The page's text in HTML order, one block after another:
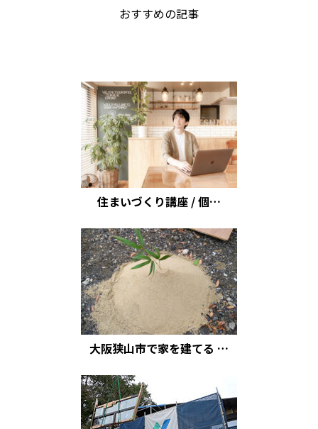
おすすめの記事
住まいづくり講座 / 個…
大阪狭山市で家を建てる …